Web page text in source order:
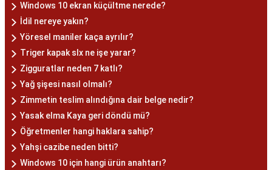
Windows 10 ekran küçültme nerede?
İdil nereye yakın?
Yöresel maniler kaça ayrılır?
Triger kapak slx ne işe yarar?
Zigguratlar neden 7 katlı?
Yağ şişesi nasıl olmalı?
Zimmetin teslim alındığına dair belge nedir?
Yasak elma Kaya geri döndü mü?
Öğretmenler hangi haklara sahip?
Yahşi cazibe neden bitti?
Windows 10 için hangi ürün anahtarı?